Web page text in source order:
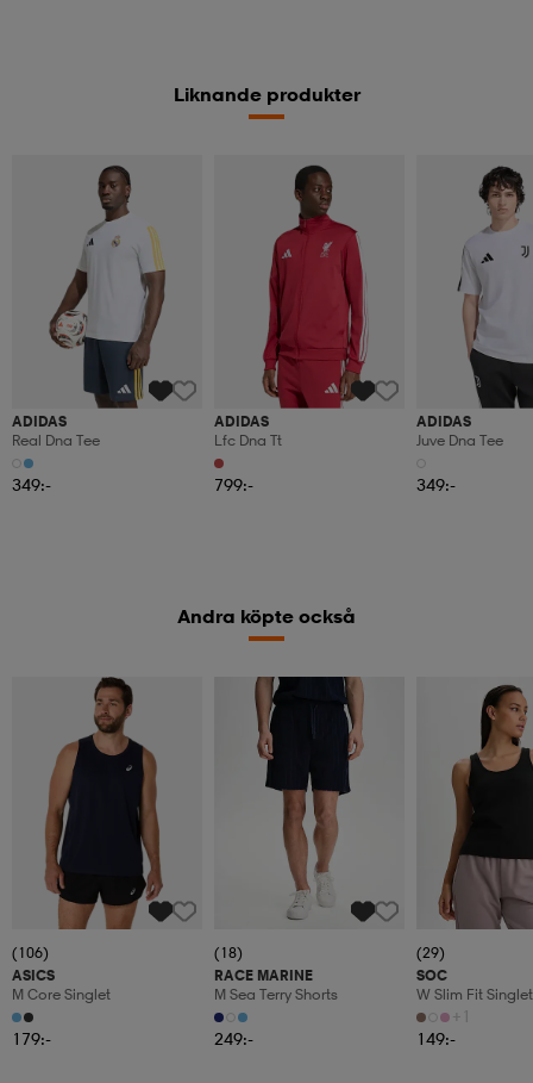
Liknande produkter
ADIDAS
Real Dna Tee
349:-
ADIDAS
Lfc Dna Tt
799:-
ADIDAS
Juve Dna Tee
349:-
Andra köpte också
(106)
ASICS
M Core Singlet
179:-
(18)
RACE MARINE
M Sea Terry Shorts
249:-
(29)
SOC
W Slim Fit Singlet
+1
149:-